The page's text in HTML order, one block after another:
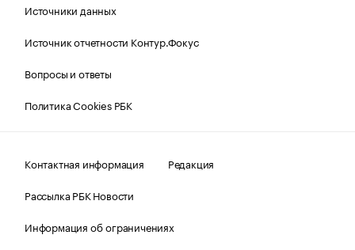
Источники данных
Источник отчетности Контур.Фокус
Вопросы и ответы
Политика Cookies РБК
Контактная информация
Редакция
Рассылка РБК Новости
Информация об ограничениях